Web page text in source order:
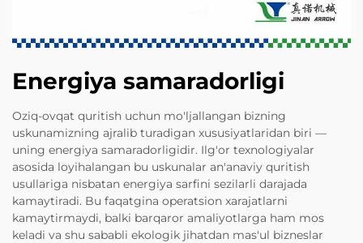
Energiya samaradorligi
Oziq-ovqat quritish uchun mo'ljallangan bizning
uskunamizning ajralib turadigan xususiyatlaridan biri —
uning energiya samaradorligidir. Ilg'or texnologiyalar
asosida loyihalangan bu uskunalar an'anaviy quritish
usullariga nisbatan energiya sarfini sezilarli darajada
kamaytiradi. Bu faqatgina operatsion xarajatlarni
kamaytirmaydi, balki barqaror amaliyotlarga ham mos
keladi va shu sababli ekologik jihatdan mas'ul bizneslar